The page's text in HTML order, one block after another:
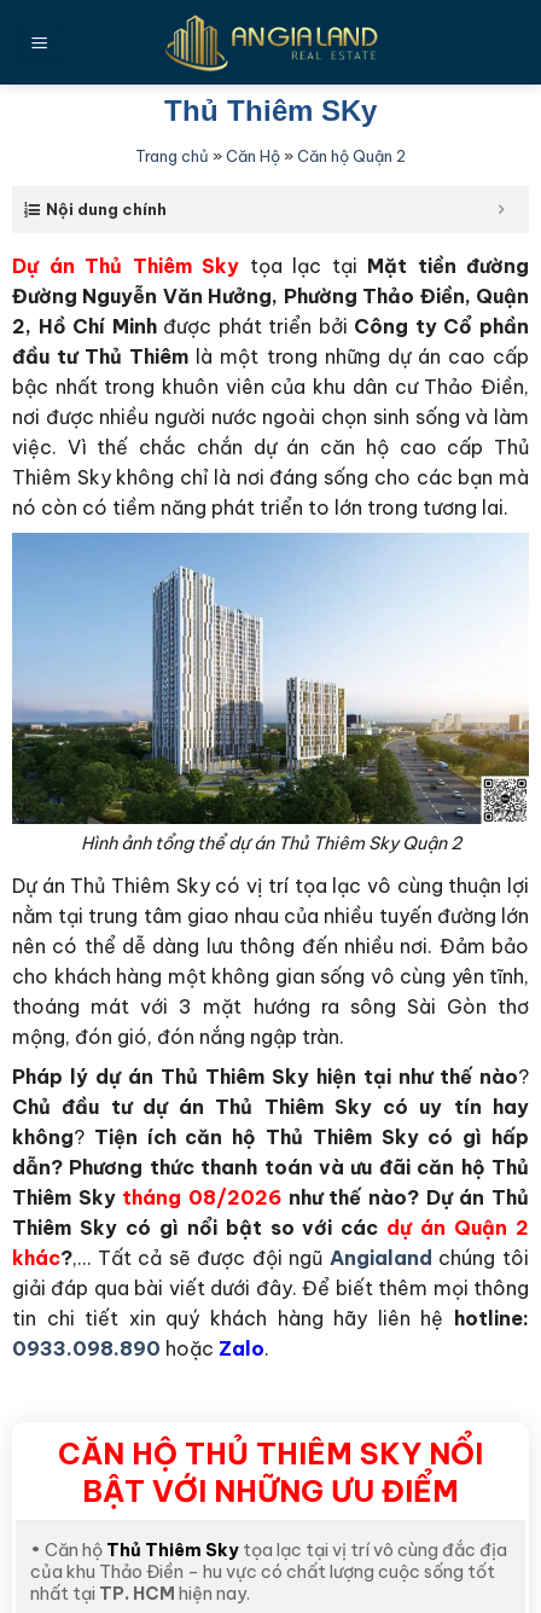
qua
Thủ Thiêm SKy
Trang chủ »Căn Hộ»Căn hộ Quận 2
Nội dung chính
Dự án Thủ Thiêm Sky tọa lạc tại Mặt tiền đường
Đường Nguyễn Văn Hưởng, Phường Thảo Điền, Quận
2, Hồ Chí Minhđược phát triển bởi Công ty Cổ phần
đầu tư Thủ Thiêm là một trong những dự án cao cấp
bậc nhất trong khuôn viên của khu dân cư Thảo Điền,
nơi được nhiều người nước ngoài chọn sinh sống và làm
việc. Vì thế chắc chắn dự án căn hộ cao cấp Thủ
Thiêm Sky không chỉ là nơi đáng sống cho các bạn mà
nó còn có tiềm năng phát triển to lớn trong tương lai.
Hình ảnh tổng thể dự án Thủ Thiêm Sky Quận 2
Dự án Thủ Thiêm Sky có vị trí tọa lạc vô cùng thuận lợi
nằm tại trung tâm giao nhau của nhiều tuyến đường lớn
nên có thể dễ dàng lưu thông đến nhiều nơi. Đảm bảo
cho khách hàng một không gian sống vô cùng yên tĩnh,
thoáng mát với 3 mặt hướng ra sông Sài Gòn thơ
mộng, đón gió, đón nắng ngập tràn.
Pháp lý dự án Thủ Thiêm Sky hiện tại như thế nào?
Chủ đầu tư dự án Thủ Thiêm Sky có uy tín hay
không? Tiện ích căn hộ Thủ Thiêm Sky có gì hấp
dẫn? Phương thức thanh toán và ưu đãi căn hộ Thủ
Thiêm Skytháng 08/2026 như thế nào? Dự án Thủ
Thiêm Sky có gì nổi bật so với các dự án Quận 2
khác?,… Tất cả sẽ được đội ngũ Angialand chúng tôi
giải đáp qua bài viết dưới đây. Để biết thêm mọi thông
tin chi tiết xin quý khách hàng hãy liên hệ
hotline:
0933.098.890 hoặc Zalo.
CĂN HỘ THỦ THIÊM SKY NỔI
BẬT VỚI NHỮNG ƯU ĐIỂM
• Căn hộ Thủ Thiêm Sky tọa lạc tại vị trí vô cùng đắc địa
của khu Thảo Điền – hu vực có chất lượng cuộc sống tốt
nhất tại TP. HCM hiện nay.